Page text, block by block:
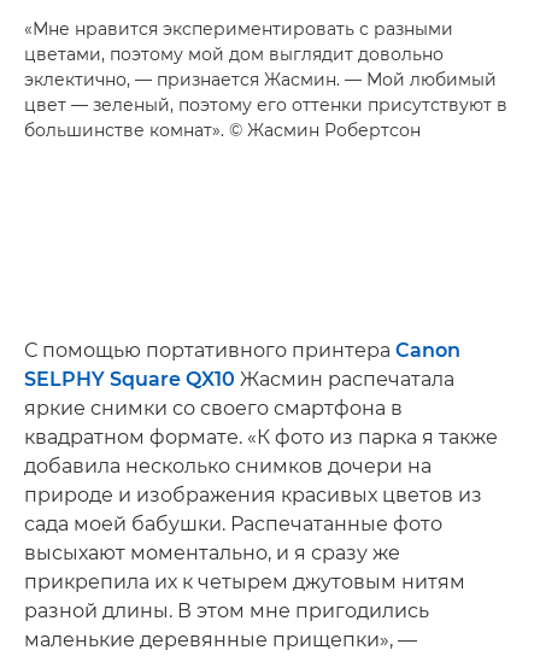
«Мне нравится экспериментировать с разными
цветами, поэтому мой дом выглядит довольно
эклектично, — признается Жасмин. — Мой любимый
цвет — зеленый, поэтому его оттенки присутствуют в
большинстве комнат». © Жасмин Робертсон
С помощью портативного принтера Canon
SELPHY Square QX10 Жасмин распечатала
яркие снимки со своего смартфона в
квадратном формате. «К фото из парка я также
добавила несколько снимков дочери на
природе и изображения красивых цветов из
сада моей бабушки. Распечатанные фото
высыхают моментально, и я сразу же
прикрепила их к четырем джутовым нитям
разной длины. В этом мне пригодились
маленькие деревянные прищепки», —